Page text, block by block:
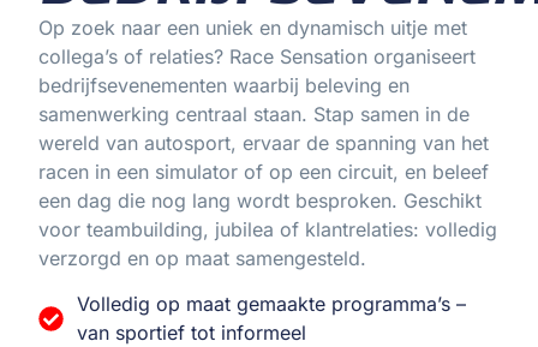
Op zoek naar een uniek en dynamisch uitje met
collega’s of relaties? Race Sensation organiseert
bedrijfsevenementen waarbij beleving en
samenwerking centraal staan. Stap samen in de
wereld van autosport, ervaar de spanning van het
racen in een simulator of op een circuit, en beleef
een dag die nog lang wordt besproken. Geschikt
voor teambuilding, jubilea of klantrelaties: volledig
verzorgd en op maat samengesteld.
Volledig op maat gemaakte programma’s –
van sportief tot informeel